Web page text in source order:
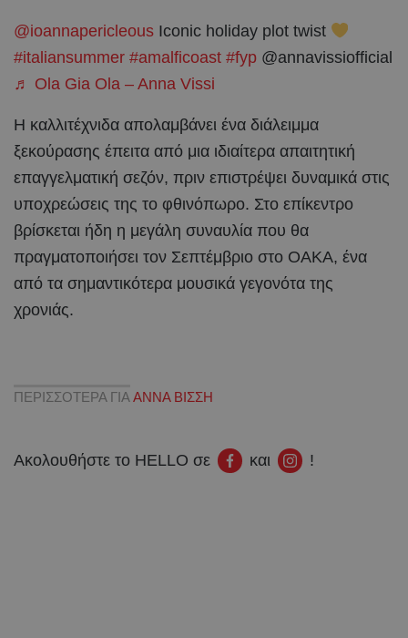
@ioannapericleous Iconic holiday plot twist
#italiansummer #amalficoast #fyp @annavissiofficial
♬ Ola Gia Ola – Anna Vissi
Η καλλιτέχνιδα απολαμβάνει ένα διάλειμμα
ξεκούρασης έπειτα από μια ιδιαίτερα απαιτητική
επαγγελματική σεζόν, πριν επιστρέψει δυναμικά στις
υποχρεώσεις της το φθινόπωρο. Στο επίκεντρο
βρίσκεται ήδη η μεγάλη συναυλία που θα
πραγματοποιήσει τον Σεπτέμβριο στο ΟΑΚΑ, ένα
από τα σημαντικότερα μουσικά γεγονότα της
χρονιάς.
ΠΕΡΙΣΣΟΤΕΡΑ ΓΙΑ ΑΝΝΑ ΒΙΣΣΗ
Ακολουθήστε το HELLO σε και !